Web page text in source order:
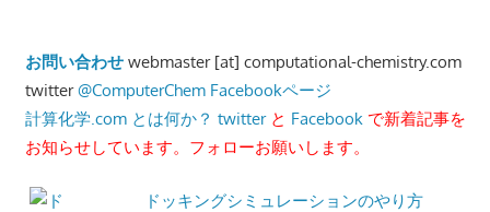
お問い合わせwebmaster [at] computational-chemistry.com
twitter@ComputerChem Facebookページ
計算化学.com とは何か？ twitterと Facebookで新着記事を
お知らせしています。フォローお願いします。
ドッキングシミュレーションのやり方